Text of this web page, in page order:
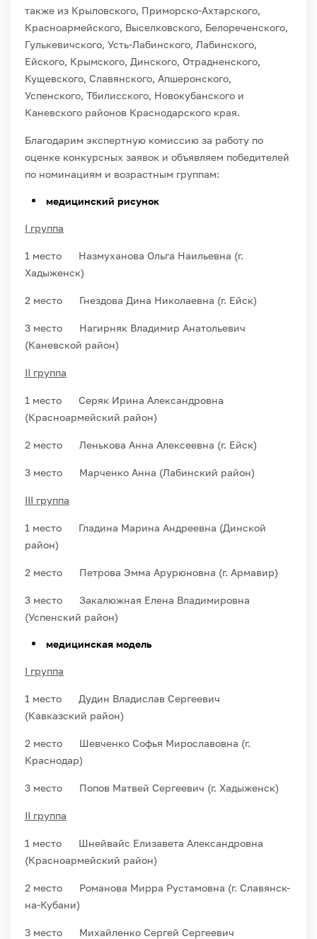
также из Крыловского, Приморско-Ахтарского,
Красноармейского, Выселковского, Белореченского,
Гулькевичского, Усть-Лабинского, Лабинского,
Ейского, Крымского, Динского, Отрадненского,
Кущевского, Славянского, Апшеронского,
Успенского, Тбилисского, Новокубанского и
Каневского районов Краснодарского края.
Благодарим экспертную комиссию за работу по
оценке конкурсных заявок и объявляем победителей
по номинациям и возрастным группам:
медицинский рисунок
I группа
1 место Назмуханова Ольга Наильевна (г.
Хадыженск)
2 место Гнездова Дина Николаевна (г. Ейск)
3 место Нагирняк Владимир Анатольевич
(Каневской район)
II группа
1 место Серяк Ирина Александровна
(Красноармейский район)
2 место Ленькова Анна Алексеевна (г. Ейск)
3 место Марченко Анна (Лабинский район)
III группа
1 место Гладина Марина Андреевна (Динской
район)
2 место Петрова Эмма Арурюновна (г. Армавир)
3 место Закалюжная Елена Владимировна
(Успенский район)
медицинская модель
I группа
1 место Дудин Владислав Сергеевич
(Кавказский район)
2 место Шевченко Софья Мирославовна (г.
Краснодар)
3 место Попов Матвей Сергеевич (г. Хадыженск)
II группа
1 место Шнейвайс Елизавета Александровна
(Красноармейский район)
2 место Романова Мирра Рустамовна (г. Славянск-
на-Кубани)
3 место Михайленко Сергей Сергеевич